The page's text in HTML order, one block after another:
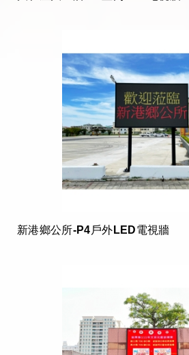
新港鄉公所-P4戶外LED電視牆